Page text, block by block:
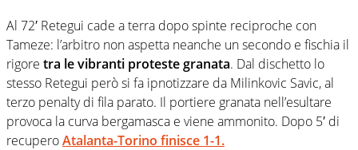
Al 72′ Retegui cade a terra dopo spinte reciproche con
Tameze: l’arbitro non aspetta neanche un secondo e fischia il
rigore tra le vibranti proteste granata. Dal dischetto lo
stesso Retegui però si fa ipnotizzare da Milinkovic Savic, al
terzo penalty di fila parato. Il portiere granata nell’esultare
provoca la curva bergamasca e viene ammonito. Dopo 5′ di
recuperoAtalanta-Torino finisce 1-1.